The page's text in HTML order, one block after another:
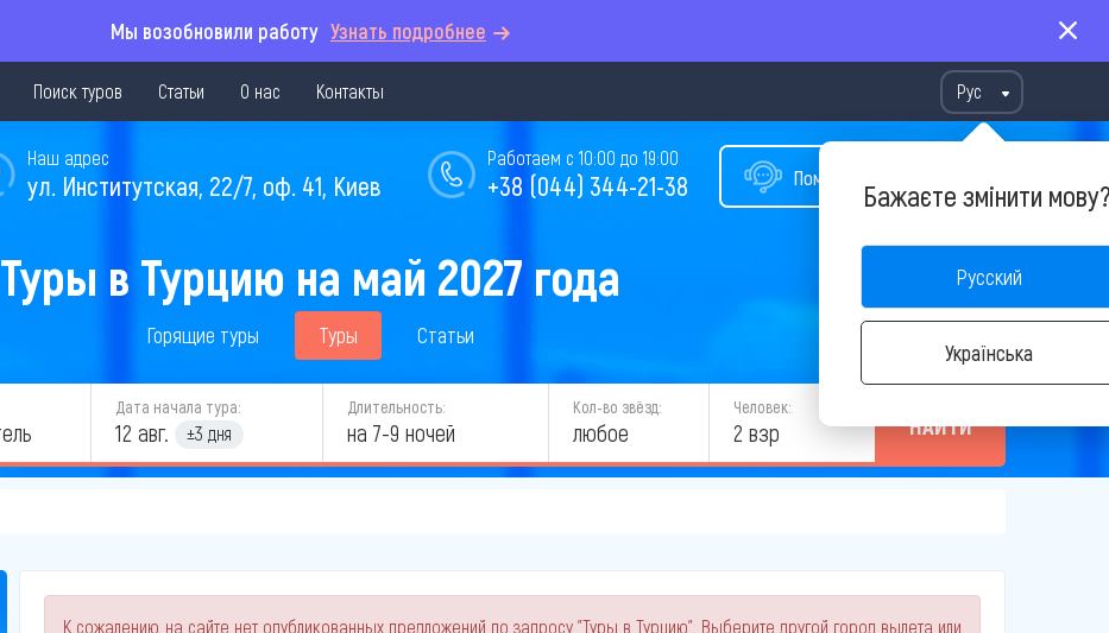
Мы возобновили работу Узнать подробнее
Поиск туров Статьи О нас Контакты Рус
Бажаєте змінити
Русский
Українська
Помощь в подборе тура
Работаем с 10:00 до 19:00
+38 (044) 344-21-38
Наш адрес
ул. Институтская, 22/7, оф. 41, Киев
Туры в Турцию на май 2027 года
Горящие туры Туры Статьи
Дата начала тура:
12 авг. ±3 дня
Длительность:
на 7-9 ночей
Кол-во звёзд:
любое
Человек:
2 взр НАЙТИ
К сожалению, на сайте нет опубликованных предложений по запросу "Туры в Турцию". Выберите другой город вылета или